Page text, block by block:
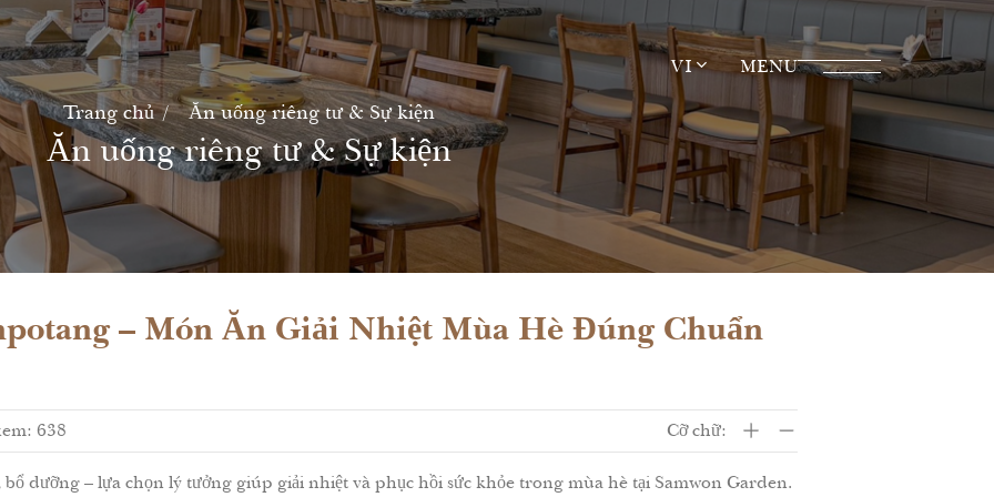
VI MENU
Trang chủ Ăn uống riêng tư & Sự kiện
Ăn uống riêng tư & Sự kiện
– Món Ăn Giải Nhiệt Mùa Hè Đúng Chuẩn
638 Cỡ chữ:
dưỡng – lựa chọn lý tưởng giúp giải nhiệt và phục hồi sức khỏe trong mùa hè tại Samwon Garden.